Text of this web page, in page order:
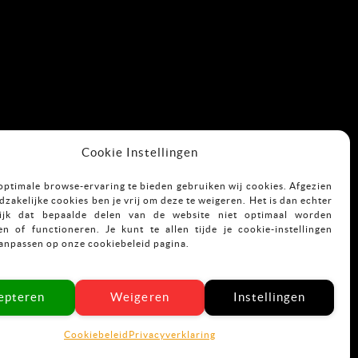
Cookie Instellingen
browse-ervaring te bieden gebruiken wij cookies. Afgezien
cookies ben je vrij om deze te weigeren. Het is dan echter
dat bepaalde delen van de website niet optimaal worden
of functioneren. Je kunt te allen tijde je cookie-instellingen
op onze cookiebeleid pagina.
Weigeren Instellingen
Cookiebeleid Privacyverklaring